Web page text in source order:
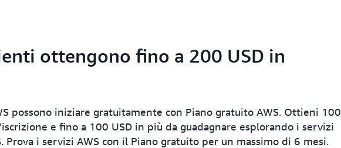
ottengono fino a 200 USD in
possono iniziare gratuitamente con Piano gratuito AWS. Ottieni 100
e fino a 100 USD in più da guadagnare esplorando i servizi
Prova i servizi AWS con il Piano gratuito per un massimo di 6 mesi.